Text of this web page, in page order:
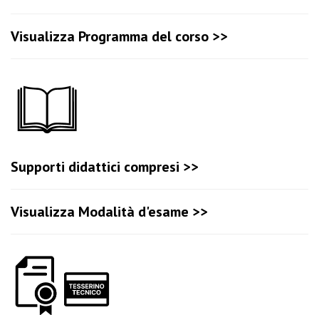
Visualizza Programma del corso >>
Supporti didattici compresi >>
Visualizza Modalità d'esame >>